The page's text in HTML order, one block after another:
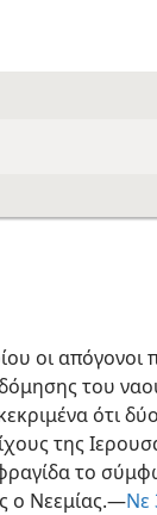
οι
του
ότι
της
το
ο Νεεμίας.—Νε